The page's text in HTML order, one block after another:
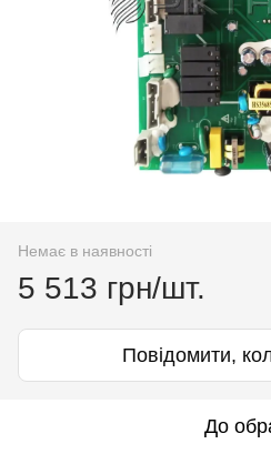
Немає в наявності
5 513 грн/шт.
Повідомити,
До